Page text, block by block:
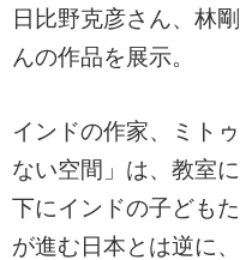
日比野克彦さん、林
んの作品を展示。
インドの作家、ミト
ない空間」は、教室
下にインドの子ども
が進む日本とは逆に